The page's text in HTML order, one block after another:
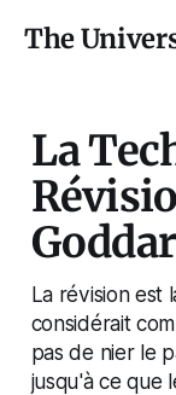
The
La
La révision est
considérait
pas de nier le
jusqu'à ce que